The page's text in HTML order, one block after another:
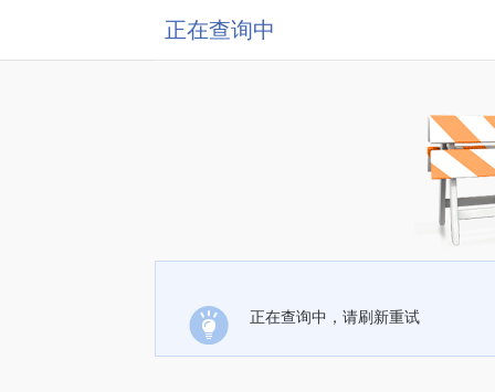
正在查询中
正在查询中，请刷新重试